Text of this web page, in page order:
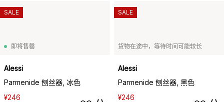
即将售罄
Alessi
Parmenide 刨丝器, 冰色
¥246
SALE
货物在途中，等待时间可能较长
Alessi
Parmenide 刨丝器, 黑色
¥246
SALE